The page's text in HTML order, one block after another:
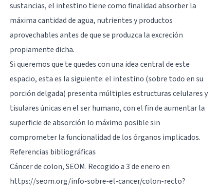
sustancias, el intestino tiene como finalidad absorber la
máxima cantidad de agua, nutrientes y productos
aprovechables antes de que se produzca la excreción
propiamente dicha.
Si queremos que te quedes con una idea central de este
espacio, esta es la siguiente: el intestino (sobre todo en su
porción delgada) presenta múltiples estructuras celulares y
tisulares únicas en el ser humano, con el fin de aumentar la
superficie de absorción lo máximo posible sin
comprometer la funcionalidad de los órganos implicados.
Referencias bibliográficas
Cáncer de colon, SEOM. Recogido a 3 de enero en
https://seom.org/info-sobre-el-cancer/colon-recto?